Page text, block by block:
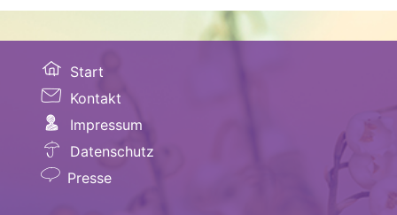
Start
Kontakt
Impressum
Datenschutz
Presse